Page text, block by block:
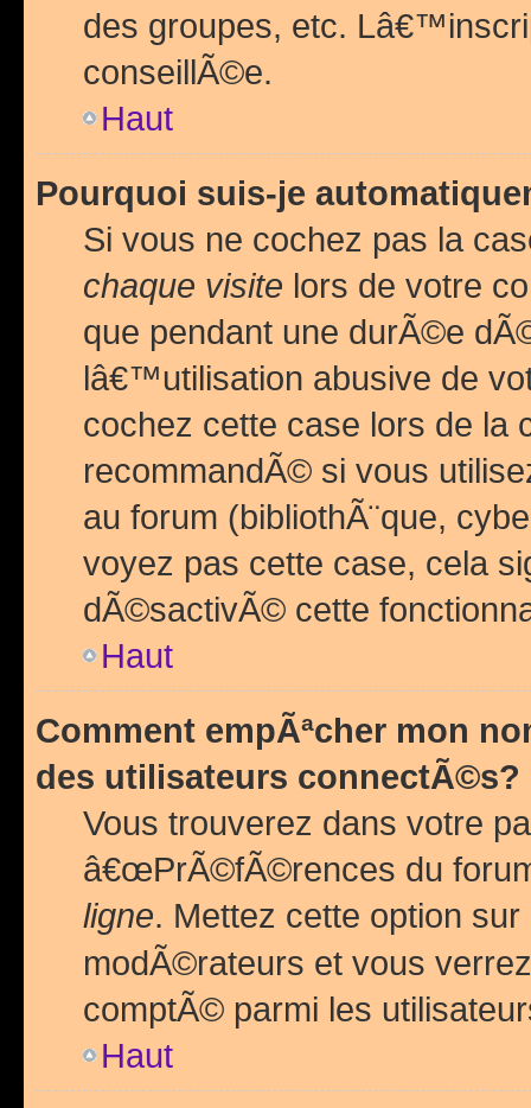
des groupes, etc.
conseillÃ©e.
Haut
Pourquoi suis-je
Si vous ne cochez pas la
chaque visite lors de votre
que pendant une durÃ©e
lâ€™utilisation abusive de
cochez cette case lors de
recommandÃ© si vous
au forum (bibliothÃ¨que,
voyez pas cette case, cela
dÃ©sactivÃ© cette
Haut
Comment empÃªcher mon
des utilisateurs connectÃ©s?
Vous trouverez dans votre
â€œPrÃ©fÃ©rences du
ligne. Mettez cette option sur
modÃ©rateurs et vous
comptÃ© parmi les
Haut